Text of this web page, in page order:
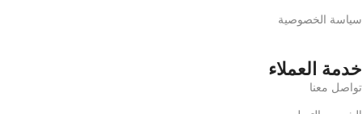
سياسة الخصوصية
خدمة العملاء
تواصل معنا